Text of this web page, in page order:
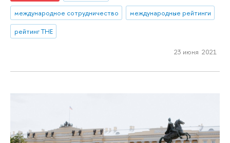
международное сотрудничество
международные рейтинги
рейтинг THE
23 июня 2021